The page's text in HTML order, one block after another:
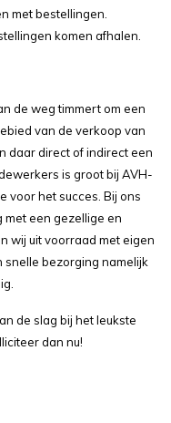
met bestellingen.
komen afhalen.
de weg timmert om een
van de verkoop van
daar direct of indirect een
is groot bij AVH-
voor het succes. Bij ons
een gezellige en
wij uit voorraad met eigen
bezorging namelijk
de slag bij het leukste
dan nu!